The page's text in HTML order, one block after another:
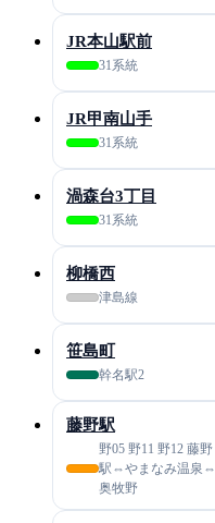
JR本山駅前
31系統
JR甲南山手
31系統
渦森台3丁目
31系統
柳橋西
津島線
笹島町
幹名駅2
藤野駅
野05 野11 野12 藤野
駅⇔やまなみ温泉⇔
奥牧野